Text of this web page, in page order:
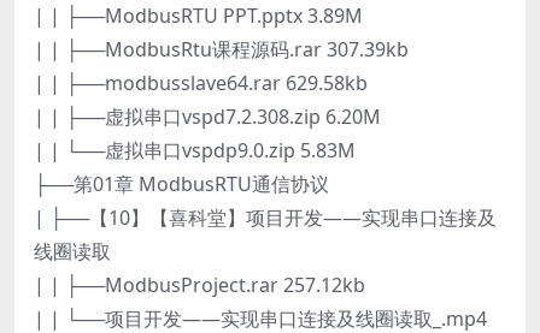
| | ├──ModbusRTU PPT.pptx 3.89M
| | ├──ModbusRtu课程源码.rar 307.39kb
| | ├──modbusslave64.rar 629.58kb
| | ├──虚拟串口vspd7.2.308.zip 6.20M
| | └──虚拟串口vspdp9.0.zip 5.83M
├──第01章 ModbusRTU通信协议
| ├──【10】【喜科堂】项目开发——实现串口连接及
线圈读取
| | ├──ModbusProject.rar 257.12kb
| | └──项目开发——实现串口连接及线圈读取_.mp4